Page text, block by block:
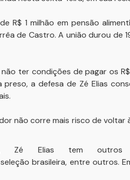
R$ 1 milhão em pensão
de Castro. A união durou de
ter condições de pagar os
a defesa de Zé Elias
não corre mais risco de voltar
Zé Elias tem
brasileira, entre outros.